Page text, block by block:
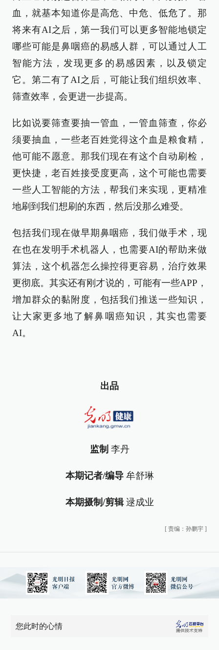
血，就基本知道你是高危、中危、低危了。那
将来有AI之后，第一我们可以更多智能地锁定
哪些可能是鼻咽癌的易感人群，可以通过人工
智能方法，发现更多的易感因素，以及锁定
它。第二有了AI之后，可能让我们组织效率、
筛查效率，会更进一步提高。
比如说要筛查要抽一管血，一管血筛查，你必
须要抽血，一些老百姓觉得这个血是粮食精，
他可能不愿意。那我们现在有这个自动刷检，
更快捷，老百姓接受度更高，这个可能也需要
一些人工智能的方法，帮我们来实现，更精准
地刷到我们想刷的东西，然后没那么难受。
包括我们现在做早期鼻咽癌，我们做手术，现
在也在发明手术机器人，也需要AI的帮助来做
算法，这个机器怎么操控得更容易，治疗效果
更彻底。其实还有刚才说的，可能有一些APP，
增加群众的黏附度，包括我们推送一些知识，
让大家更多地了解鼻咽癌知识，其实也需要
AI。
出品
监制 李丹
本期记者/编导牟舒琳
本期摄制/剪辑逯成业
[ 责编：孙鹏宇 ]
您此时的心情